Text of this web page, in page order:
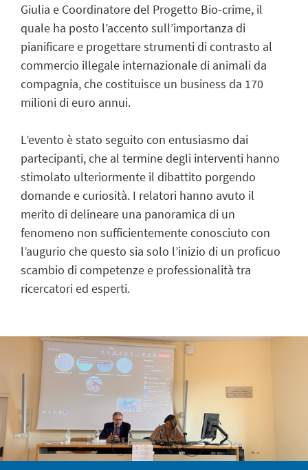
Giulia e Coordinatore del Progetto Bio-crime, il
quale ha posto l’accento sull’importanza di
pianificare e progettare strumenti di contrasto al
commercio illegale internazionale di animali da
compagnia, che costituisce un business da 170
milioni di euro annui.
L’evento è stato seguito con entusiasmo dai
partecipanti, che al termine degli interventi hanno
stimolato ulteriormente il dibattito porgendo
domande e curiosità. I relatori hanno avuto il
merito di delineare una panoramica di un
fenomeno non sufficientemente conosciuto con
l’augurio che questo sia solo l’inizio di un proficuo
scambio di competenze e professionalità tra
ricercatori ed esperti.